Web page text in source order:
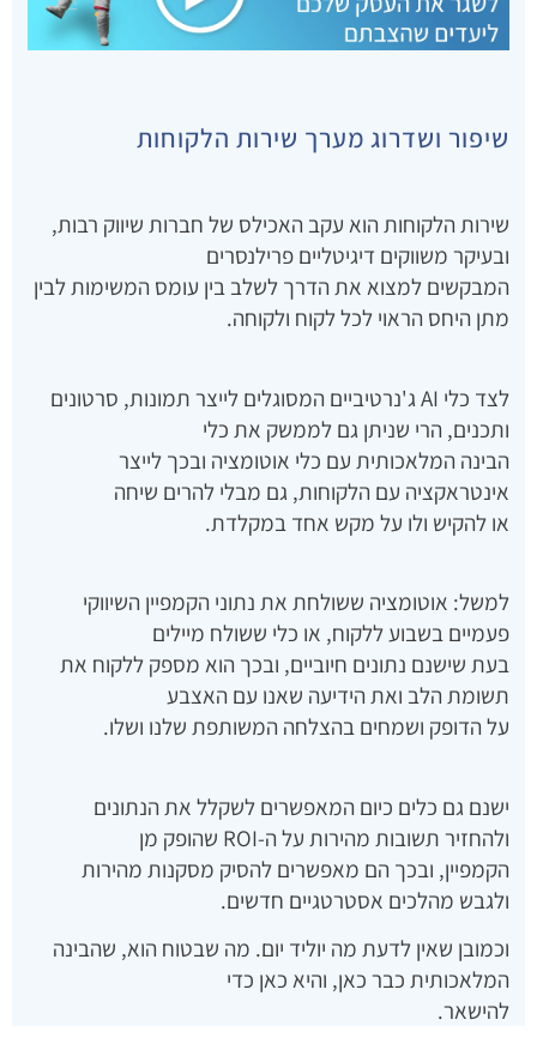
שיפור ושדרוג מערך שירות הלקוחות
שירות הלקוחות הוא עקב האכילס של חברות שיווק רבות,
ובעיקר משווקים דיגיטליים פרילנסרים
המבקשים למצוא את הדרך לשלב בין עומס המשימות לבין
מתן היחס הראוי לכל לקוח ולקוחה.
לצד כלי AI ג'נרטיביים המסוגלים לייצר תמונות, סרטונים
ותכנים, הרי שניתן גם לממשק את כלי
הבינה המלאכותית עם כלי אוטומציה ובכך לייצר
אינטראקציה עם הלקוחות, גם מבלי להרים שיחה
או להקיש ולו על מקש אחד במקלדת.
למשל: אוטומציה ששולחת את נתוני הקמפיין השיווקי
פעמיים בשבוע ללקוח, או כלי ששולח מיילים
בעת שישנם נתונים חיוביים, ובכך הוא מספק ללקוח את
תשומת הלב ואת הידיעה שאנו עם האצבע
על הדופק ושמחים בהצלחה המשותפת שלנו ושלו.
ישנם גם כלים כיום המאפשרים לשקלל את הנתונים
ולהחזיר תשובות מהירות על ה-ROI שהופק מן
הקמפיין, ובכך הם מאפשרים להסיק מסקנות מהירות
ולגבש מהלכים אסטרטגיים חדשים.
וכמובן שאין לדעת מה יוליד יום. מה שבטוח הוא, שהבינה
המלאכותית כבר כאן, והיא כאן כדי
להישאר.